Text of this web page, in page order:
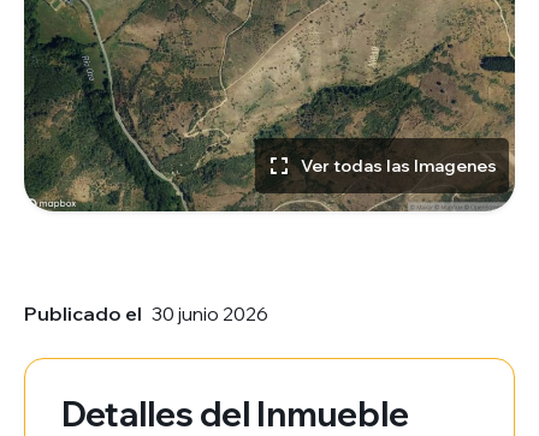
Ver todas las Imagenes
Publicado el 30 junio 2026
Detalles del Inmueble